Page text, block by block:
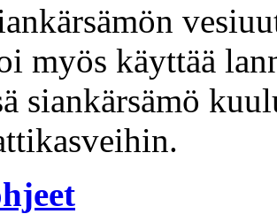
myös käyttää
siankärsämö